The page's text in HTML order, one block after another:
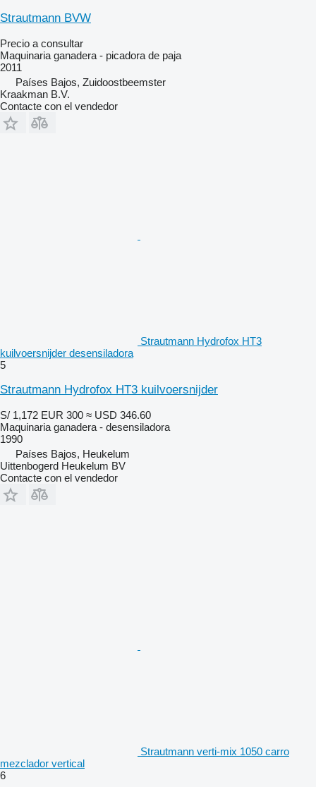
Strautmann BVW
Precio a consultar
Maquinaria ganadera - picadora de paja
2011
Países Bajos, Zuidoostbeemster
Kraakman B.V.
Contacte con el vendedor
Strautmann Hydrofox HT3
kuilvoersnijder desensiladora
5
Strautmann Hydrofox HT3 kuilvoersnijder
S/ 1,172 EUR 300 ≈ USD 346.60
Maquinaria ganadera - desensiladora
1990
Países Bajos, Heukelum
Uittenbogerd Heukelum BV
Contacte con el vendedor
Strautmann verti-mix 1050 carro
mezclador vertical
6